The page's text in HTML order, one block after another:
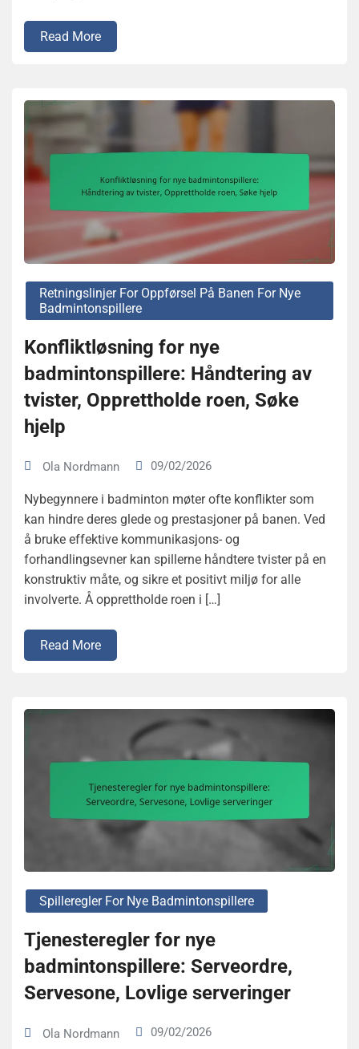
Read More
Retningslinjer For Oppførsel På Banen For Nye
Badmintonspillere
Konfliktløsning for nye
badmintonspillere: Håndtering av
tvister, Opprettholde roen, Søke
hjelp
Ola Nordmann 09/02/2026
Nybegynnere i badminton møter ofte konflikter som
kan hindre deres glede og prestasjoner på banen. Ved
å bruke effektive kommunikasjons- og
forhandlingsevner kan spillerne håndtere tvister på en
konstruktiv måte, og sikre et positivt miljø for alle
involverte. Å opprettholde roen i […]
Read More
Spilleregler For Nye Badmintonspillere
Tjenesteregler for nye
badmintonspillere: Serveordre,
Servesone, Lovlige serveringer
Ola Nordmann 09/02/2026